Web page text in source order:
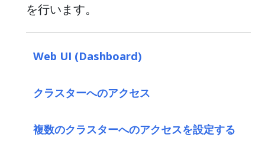
を行います。
Web UI (Dashboard)
クラスターへのアクセス
複数のクラスターへのアクセスを設定する